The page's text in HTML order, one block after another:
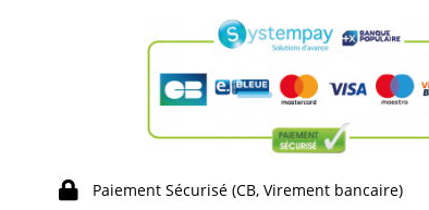
Paiement Sécurisé (CB, Virement bancaire)